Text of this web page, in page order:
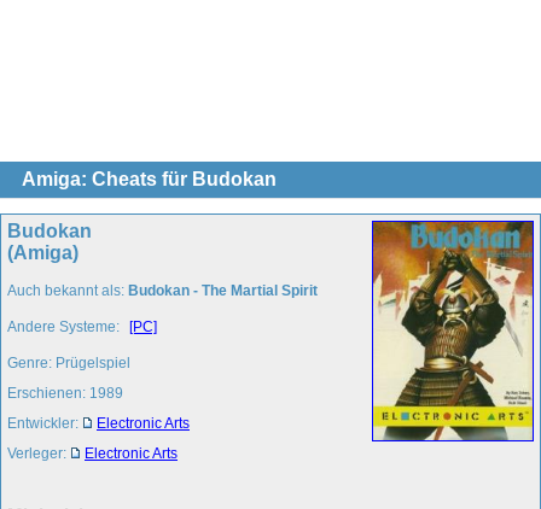
Amiga: Cheats für Budokan
Budokan
(Amiga)
Auch bekannt als: Budokan - The Martial Spirit
Andere Systeme: [PC]
Genre: Prügelspiel
Erschienen: 1989
Entwickler:
Electronic Arts
Verleger:
Electronic Arts